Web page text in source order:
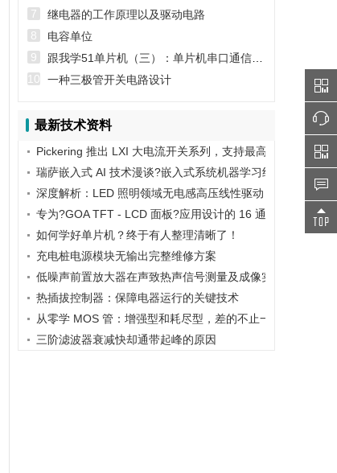
继电器的工作原理以及驱动电路
7
电容单位
8
9
一种三极管开关电路设计
10
最新技术资料
Pickering 推出 LXI 大电流开关系列，支持最高 80A、300V
瑞萨嵌入式 AI 技术漫谈?嵌入式系统机器学习终极指南
深度解析：LED 照明领域无电感高压线性驱动 IC - WD10 -
专为?GOA TFT - LCD 面板?应用设计的 16 通道高压电平
如何学好单片机？终于有人整理清晰了！
充电桩电源模块无输出完整维修方案
低噪声前置放大器在声致热声信号测量及成像实验研究中的
热插拔控制器：保障电器运行的关键技术
从零学 MOS 管：增强型和耗尽型，差的不止一点点
三阶滤波器衰减快却通带起峰的原因